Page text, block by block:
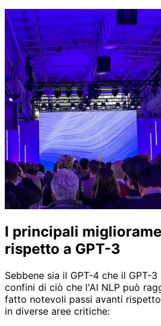
I principali
rispetto a GPT-3
Sebbene sia il GPT-4 che il GPT-
confini di ciò che l'AI NLP può
fatto notevoli passi avanti
in diverse aree critiche: